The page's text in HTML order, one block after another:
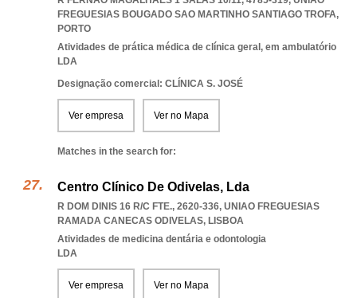
FREGUESIAS BOUGADO SAO MARTINHO SANTIAGO TROFA,
PORTO
Atividades de prática médica de clínica geral, em ambulatório
LDA
Designação comercial: CLÍNICA S. JOSÉ
Ver empresa Ver no Mapa
Matches in the search for:
Centro Clínico De Odivelas, Lda
R DOM DINIS 16 R/C FTE., 2620-336, UNIAO FREGUESIAS
RAMADA CANECAS ODIVELAS, LISBOA
Atividades de medicina dentária e odontologia
LDA
Ver empresa Ver no Mapa